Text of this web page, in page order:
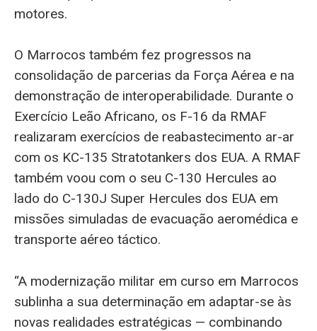
motores.
O Marrocos também fez progressos na
consolidação de parcerias da Força Aérea e na
demonstração de interoperabilidade. Durante o
Exercício Leão Africano, os F-16 da RMAF
realizaram exercícios de reabastecimento ar-ar
com os KC-135 Stratotankers dos EUA. A RMAF
também voou com o seu C-130 Hercules ao
lado do C-130J Super Hercules dos EUA em
missões simuladas de evacuação aeromédica e
transporte aéreo táctico.
“A modernização militar em curso em Marrocos
sublinha a sua determinação em adaptar-se às
novas realidades estratégicas — combinando